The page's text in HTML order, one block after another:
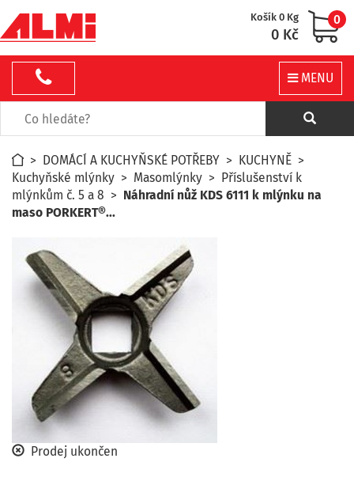
Košík 0 Kg
0 Kč
0
MENU
> DOMÁCÍ A KUCHYŇSKÉ POTŘEBY > KUCHYNĚ >
Kuchyňské mlýnky > Masomlýnky > Příslušenství k
mlýnkům č. 5 a 8 > Náhradní nůž KDS 6111 k mlýnku na
maso PORKERT®...
Prodej ukončen